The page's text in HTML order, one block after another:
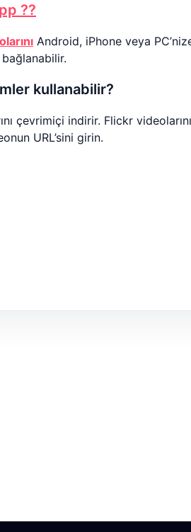
??
Android, iPhone veya
kullanabilir?
çevrimiçi indirir. Flickr
URL’sini girin.